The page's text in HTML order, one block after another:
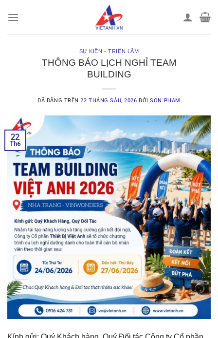
đến
SỰ KIỆN - TRIỂN LÃM
THÔNG BÁO LỊCH NGHỈ TEAM
BUILDING
ĐÃ ĐĂNG TRÊN22 THÁNG SÁU, 2026 BỞISON PHAM
22
Th6